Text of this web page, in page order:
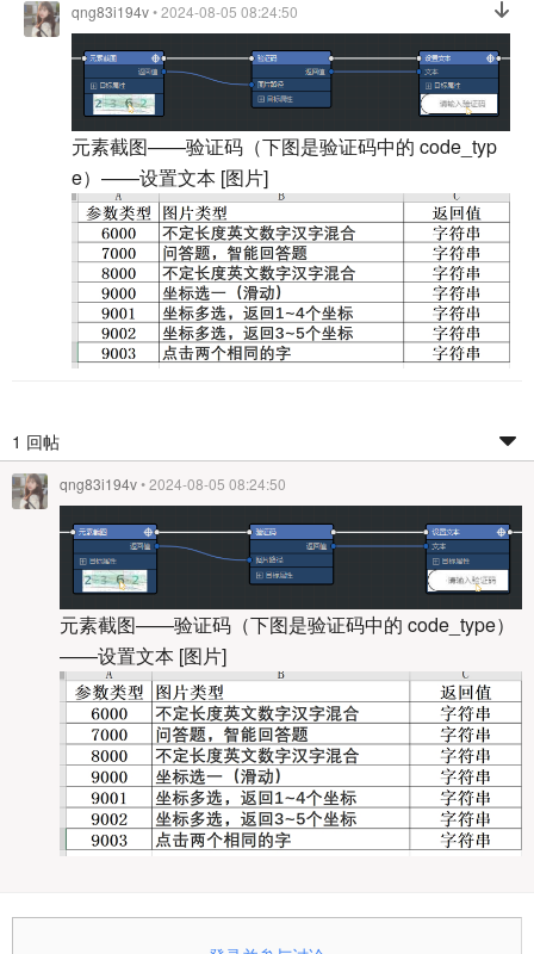
qng83i194v• 2024-08-05 08:24:50
元素截图——验证码（下图是验证码中的 code_typ
e）——设置文本 [图片]
1 回帖
qng83i194v• 2024-08-05 08:24:50
元素截图——验证码（下图是验证码中的 code_type）
——设置文本 [图片]